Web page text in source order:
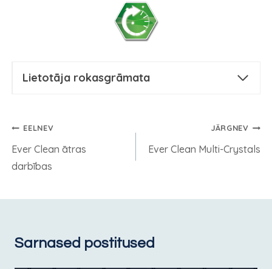
Lietotāja rokasgrāmata
Ziņu
izvēlne
EELNEV
Ever Clean ātras
darbības
JÄRGNEV
Ever Clean Multi-Crystals
Sarnased postitused